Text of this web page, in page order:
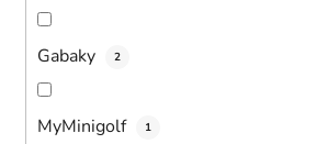
Gabaky 2
MyMinigolf 1